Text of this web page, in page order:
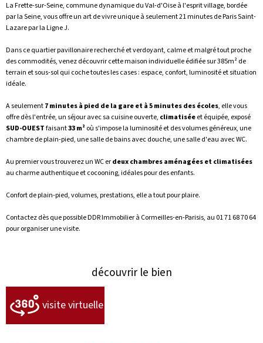
La Frette-sur-Seine, commune dynamique du Val-d'Oise à l'esprit village, bordée
par la Seine, vous offre un art de vivre unique à seulement 21 minutes de Paris Saint-
Lazare par la Ligne J.
Dans ce quartier pavillonaire recherché et verdoyant, calme et malgré tout proche
des commodités, venez découvrir cette maison individuelle édifiée sur 385m² de
terrain et sous-sol qui coche toutes les cases : espace, confort, luminosité et situation
idéale.
A seulement7 minutes à pied de la gare et à 5 minutes des écoles, elle vous
offre dès l'entrée, un séjour avec sa cuisine ouverte, climatiséeet équipée, exposé
SUD-OUESTfaisant33 m² où s'impose la luminosité et des volumes généreux, une
chambre de plain-pied, une salle de bains avec douche, une salle d'eau avec WC.
Au premier vous trouverez un WC erdeux chambres aménagées et climatisées
au charme authentique et cocooning, idéales pour des enfants.
Confort de plain-pied, volumes, prestations, elle a tout pour plaire.
Contactez dès que possible DDR Immobilier à Cormeilles-en-Parisis, au 01 71 68 70 64
pour organiser une visite.
découvrir le bien
visite virtuelle